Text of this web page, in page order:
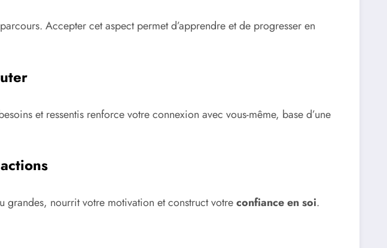
Accepter cet aspect permet d’apprendre et de progresser en
et ressentis renforce votre connexion avec vous-même, base d’une
grandes, nourrit votre motivation et construct votreconfiance en soi.